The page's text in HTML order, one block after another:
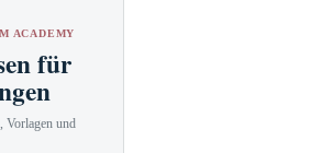
ACADEMY
für
Vorlagen und